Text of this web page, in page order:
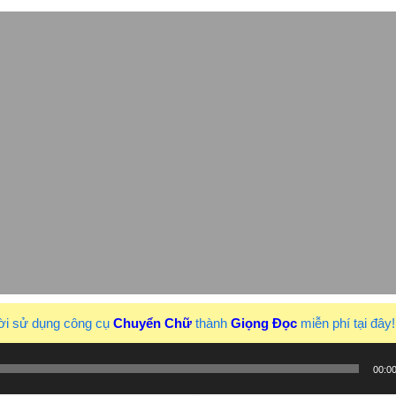
sử dụng công cụ Chuyển Chữ thành Giọng Đọc miễn phí tại đây!
00:00